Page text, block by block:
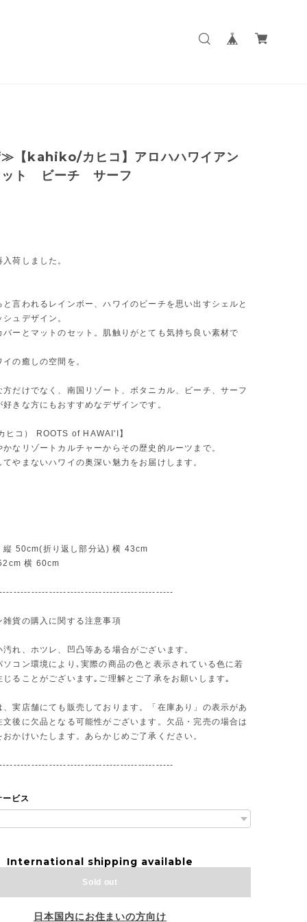
【kahiko/カヒコ】アロハハワイアン
ット ビーチ サーフ
荷しました。
と言われるレインボー、ハワイのビーチを思い出すシェルと
ュデザイン。
バーとマットのセット。肌触りがとても気持ち良い素材で
の癒しの空間を。
方だけでなく、南国リゾート、ボタニカル、ビーチ、サーフ
きな方にもおすすめなデザインです。
ヒコ） ROOTS of HAWAI'I】
かなリゾートカルチャーからその歴史的ルーツまで。
やまないハワイの奥深い魅力をお届けします。
縦 50cm(折り返し部分込) 横 43cm
横 60cm
貨の購入に関する注意事項
れ、ホツレ、凹凸等ある場合がございます。
コン環境により､実際の商品の色と表示されている色に若
じることがございます｡ご理解とご了承をお願いします｡
実店舗にても販売しております。「在庫あり」の表示があ
文後に欠品となる可能性がございます。欠品・完売の場合は
かけいたします。あらかじめご了承ください。
ビス
International shipping available
Sold out
日本国内にお住まいの方向け